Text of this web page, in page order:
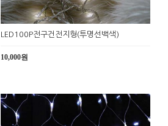
LED100P전구건전지형(투명선백색)
10,000원